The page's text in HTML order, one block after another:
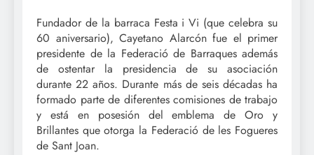
Fundador de la barraca Festa i Vi (que celebra su
60 aniversario), Cayetano Alarcón fue el primer
presidente de la Federació de Barraques además
de ostentar la presidencia de su asociación
durante 22 años. Durante más de seis décadas ha
formado parte de diferentes comisiones de trabajo
y está en posesión del emblema de Oro y
Brillantes que otorga la Federació de les Fogueres
de Sant Joan.